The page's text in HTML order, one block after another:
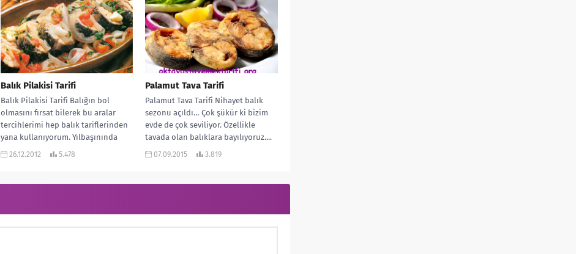
Balık Pilakisi Tarifi
Balık Pilakisi Tarifi Balığın bol
olmasını fırsat bilerek bu aralar
tercihlerimi hep balık tariflerinden
yana kullanıyorum. Yılbaşınında
yakın olmasıyla sofralarınıza...
26.12.2012 5.478
Palamut Tava Tarifi
Palamut Tava Tarifi Nihayet balık
sezonu açıldı… Çok şükür ki bizim
evde de çok seviliyor. Özellikle
tavada olan balıklara bayılıyoruz....
07.09.2015 3.819